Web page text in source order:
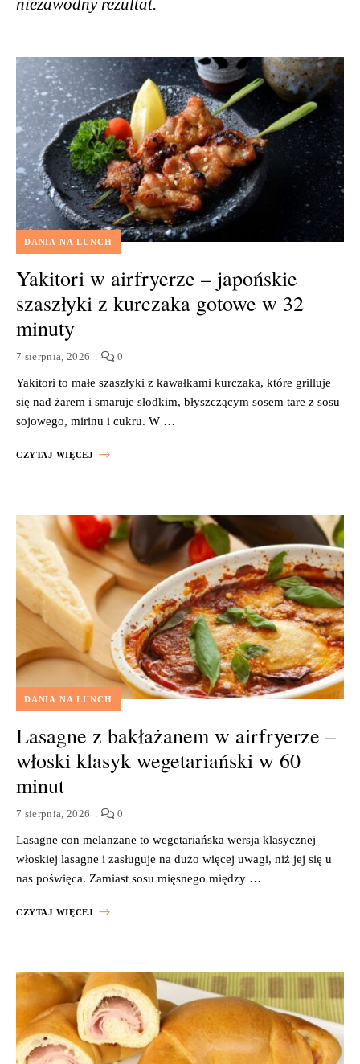
niezawodny rezultat.
DANIA NA LUNCH
Yakitori w airfryerze – japońskie
szaszłyki z kurczaka gotowe w 32
minuty
7 sierpnia, 2026 0
Yakitori to małe szaszłyki z kawałkami kurczaka, które grilluje
się nad żarem i smaruje słodkim, błyszczącym sosem tare z sosu
sojowego, mirinu i cukru. W …
CZYTAJ WIĘCEJ
DANIA NA LUNCH
Lasagne z bakłażanem w airfryerze –
włoski klasyk wegetariański w 60
minut
7 sierpnia, 2026 0
Lasagne con melanzane to wegetariańska wersja klasycznej
włoskiej lasagne i zasługuje na dużo więcej uwagi, niż jej się u
nas poświęca. Zamiast sosu mięsnego między …
CZYTAJ WIĘCEJ